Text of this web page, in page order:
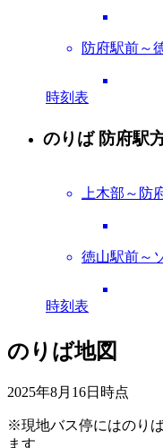
防府駅前
時刻表
のりば 防府駅
上木部～防
徳山駅前～
時刻表
のりば地図
2025年8月16日 時点
※現地バス停にはのり
ます